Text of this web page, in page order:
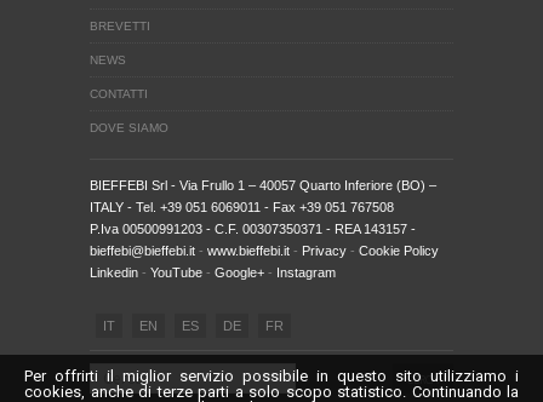
BREVETTI
NEWS
CONTATTI
DOVE SIAMO
BIEFFEBI Srl - Via Frullo 1 – 40057 Quarto Inferiore (BO) –
ITALY - Tel. +39 051 6069011 - Fax +39 051 767508
P.Iva 00500991203 - C.F. 00307350371 - REA 143157 -
bieffebi@bieffebi.it - www.bieffebi.it - Privacy - Cookie Policy
Linkedin - YouTube - Google+ - Instagram
IT EN ES DE FR
Per offrirti il miglior servizio possibile in questo sito utilizziamo i
cookies, anche di terze parti a solo scopo statistico. Continuando la